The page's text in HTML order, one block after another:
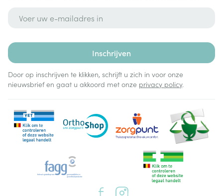
Inschrijven
Door op inschrijven te klikken, schrijft u zich in voor onze
nieuwsbrief en gaat u akkoord met onze privacy policy.